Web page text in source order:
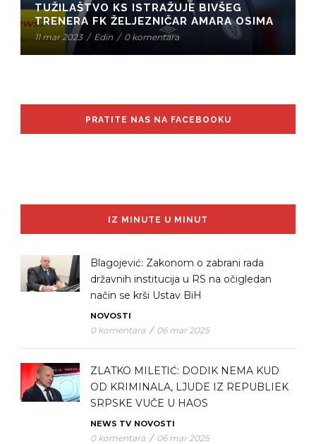
TUŽILAŠTVO KS ISTRAŽUJE BIVŠEG
TRENERA FK ŽELJEZNIČAR AMARA OSIMA
11 mar 2023 / Edin / 0 komentara
PRATITE NAS NA FACEBOOKU
IZ MINUTE U MINUT
Blagojević: Zakonom o zabrani rada
državnih institucija u RS na očigledan
način se krši Ustav BiH
NOVOSTI
0 komentara / 06 mar 2025
ZLATKO MILETIĆ: DODIK NEMA KUD
OD KRIMINALA, LJUDE IZ REPUBLIEK
SRPSKE VUČE U HAOS
NEWS TV NOVOSTI
0 komentara / 06 mar 2025